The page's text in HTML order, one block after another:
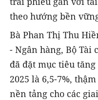
theo hướng bền
Bà Phan Thị Thu
- Ngân hàng, Bộ Tài
đã đặt mục tiêu
2025 là 6,5-7%,
nền tảng cho các